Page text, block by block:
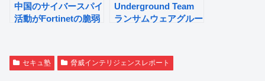
中国のサイバースパイ
活動がFortinetの脆弱
ていたよりも広範囲。
Underground Team
ランサムウェアグルー
セキュ塾 脅威インテリジェンスレポート